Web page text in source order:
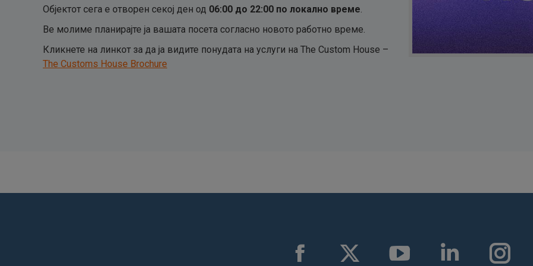
Објектот сега е отворен секој ден од 06:00 до 22:00 по локално време.
Ве молиме планирајте ја вашата посета согласно новото работно време.
Кликнете на линкот за да ја видите понудата на услуги на The Custom House –
The Customs House Brochure
Facebook X YouTube Linkedin